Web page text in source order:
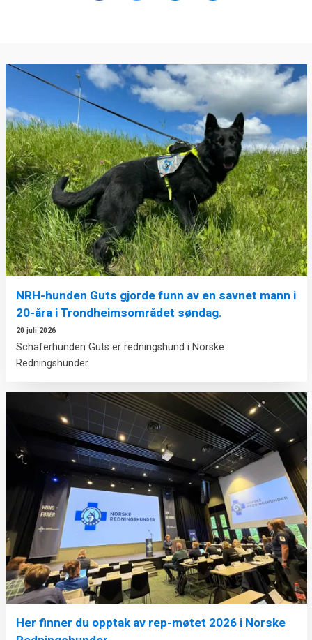
NRH-hunden Guts gjorde funn av en savnet mann i
20-åra i Trondheimsområdet søndag.
20 juli 2026
Schäferhunden Guts er redningshund i Norske
Redningshunder.
Her finner du opptak av rep-møtet 2026 i Norske